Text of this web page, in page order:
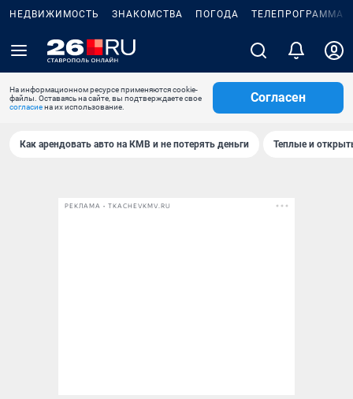
НЕДВИЖИМОСТЬ ЗНАКОМСТВА ПОГОДА ТЕЛЕПРОГРАММА
На информационном ресурсе применяются cookie-
файлы. Оставаясь на сайте, вы подтверждаете свое
согласиена их использование.
Согласен
Как арендовать авто на КМВ и не потерять деньги Теплые и
РЕКЛАМА • TKACHEVKMV.RU